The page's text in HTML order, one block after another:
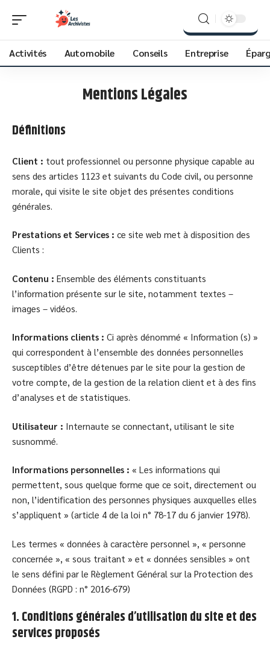
Activités Automobile Conseils Entreprise
Mentions Légales
Définitions
Client : tout professionnel ou personne physique capable au
sens des articles 1123 et suivants du Code civil, ou personne
morale, qui visite le site objet des présentes conditions
générales.
Prestations et Services : ce site web met à disposition des
Clients :
Contenu : Ensemble des éléments constituants
l’information présente sur le site, notamment textes –
images – vidéos.
Informations clients : Ci après dénommé « Information (s) »
qui correspondent à l’ensemble des données personnelles
susceptibles d’être détenues par le site pour la gestion de
votre compte, de la gestion de la relation client et à des fins
d’analyses et de statistiques.
Utilisateur : Internaute se connectant, utilisant le site
susnommé.
Informations personnelles : « Les informations qui
permettent, sous quelque forme que ce soit, directement ou
non, l’identification des personnes physiques auxquelles elles
s’appliquent » (article 4 de la loi n° 78-17 du 6 janvier 1978).
Les termes « données à caractère personnel », « personne
concernée », « sous traitant » et « données sensibles » ont
le sens défini par le Règlement Général sur la Protection des
Données (RGPD : n° 2016-679)
1. Conditions générales d’utilisation du site et des
services proposés